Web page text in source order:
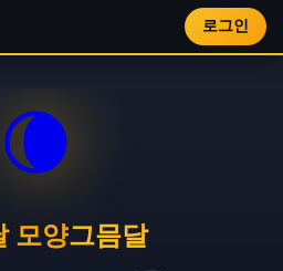
로그인
🌘
모양그믐달